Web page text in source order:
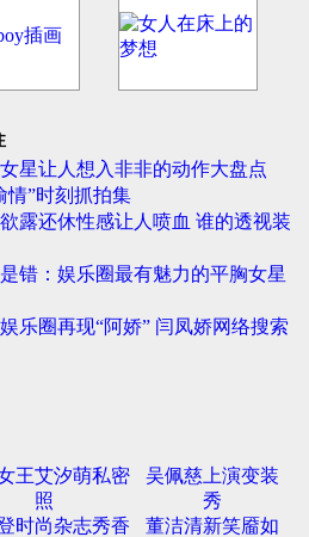
星让人想入非非的动作大盘点
情”时刻抓拍集
露还休性感让人喷血 谁的透视装
错：娱乐圈最有魅力的平胸女星
乐圈再现“阿娇” 闫凤娇网络搜索
王艾汐萌私密
照
吴佩慈上演变装
秀
时尚杂志秀香
董洁清新笑靥如